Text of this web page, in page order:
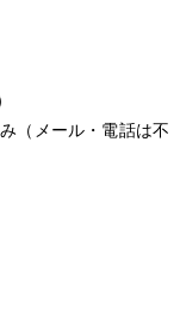
（メール・電話は不